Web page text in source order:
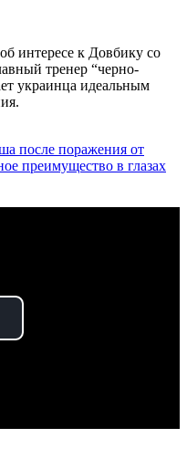
интересе к Довбику со
тренер “черно-
украинца идеальным
после поражения от
преимущество в глазах